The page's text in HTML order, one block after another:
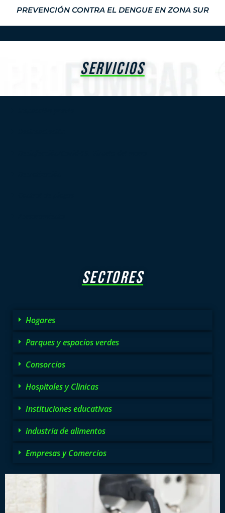
PREVENCIÓN CONTRA EL DENGUE EN ZONA SUR
SERVICIOS
SECTORES
Hogares
Parques y espacios verdes
Consorcios
Hospitales y Clinicas
Instituciones educativas
industria de alimentos
Empresas y Comercios